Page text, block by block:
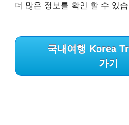
더 많은 정보를 확인 할 수 있
국내여행 Korea
가기